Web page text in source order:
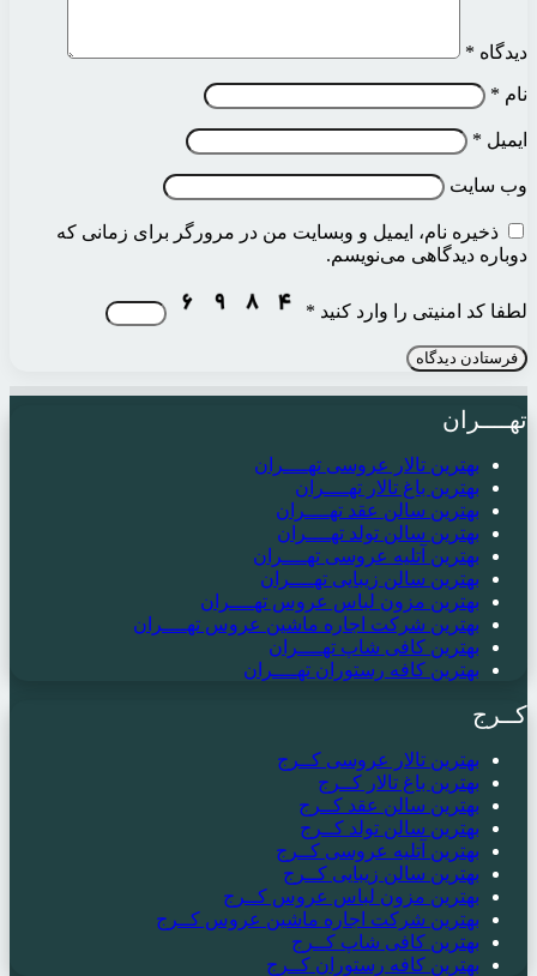
دیدگاه *
نام *
ایمیل *
وب‌ سایت
ذخیره نام، ایمیل و وبسایت من در مرورگر برای زمانی که
دوباره دیدگاهی می‌نویسم.
لطفا کد امنیتی را وارد کنید *
تهــــران
بهترین تالار عروسی تهــــران
بهترین باغ تالار تهــــران
بهترین سالن عقد تهــــران
بهترین سالن تولد تهــــران
بهترین آتلیه عروسی تهــــران
بهترین سالن زیبایی تهــــران
بهترین مزون لباس عروس تهــــران
بهترین شرکت اجاره ماشین عروس تهــــران
بهترین کافی شاپ تهــــران
بهترین کافه رستوران تهــــران
کــرج
بهترین تالار عروسی کــرج
بهترین باغ تالار کــرج
بهترین سالن عقد کــرج
بهترین سالن تولد کــرج
بهترین آتلیه عروسی کــرج
بهترین سالن زیبایی کــرج
بهترین مزون لباس عروس کــرج
بهترین شرکت اجاره ماشین عروس کــرج
بهترین کافی شاپ کــرج
بهترین کافه رستوران کــرج